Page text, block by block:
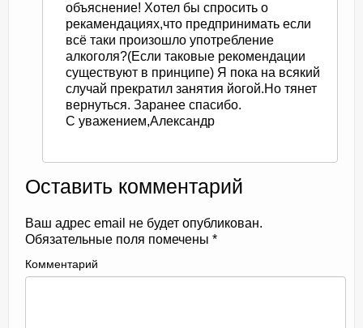
объяснение! Хотел бы спросить о
рекамендациях,что предпринимать если
всё таки произошло употребление
алкоголя?(Если таковые рекомендации
существуют в принципе) Я пока на всякий
случай прекратил занятия йогой.Но тянет
вернуться. Заранее спасибо.
С уважением,Александр
Оставить комментарий
Ваш адрес email не будет опубликован.
Обязательные поля помечены *
Комментарий